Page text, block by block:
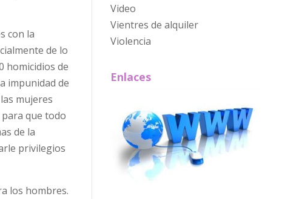
con la
de lo
homicidios de
impunidad de
mujeres
que todo
de la
privilegios
los hombres.
Video
Vientres de alquiler
Violencia
Enlaces